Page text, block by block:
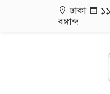
ঢাকা
বঙ্গাব্দ